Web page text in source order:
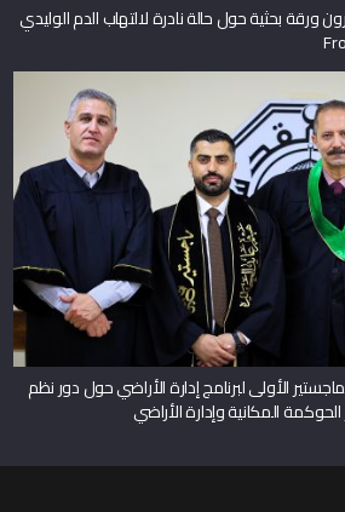
بحثية حول حالة نادرة لالتهاب الدم الوليدي
الأولى لبرنامج إدارة الأراضي حول دور نظم
المكانية وإدارة الأراضي